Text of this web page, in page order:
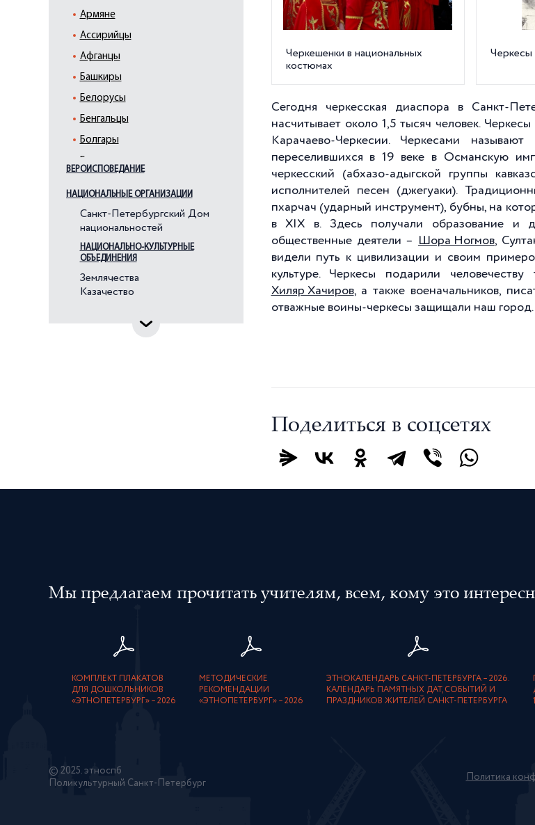
Армяне
Ассирийцы
Афганцы
Башкиры
Белорусы
Бенгальцы
Болгары
Вепсы
Водь
Вьетнамцы
Голландцы
Караимы
Китайцы
Коми
Кумыки
Курды
ВЕРОИСПОВЕДАНИЕ
НАЦИОНАЛЬНЫЕ ОРГАНИЗАЦИИ
Санкт-Петербургский Дом
национальностей
НАЦИОНАЛЬНО-КУЛЬТУРНЫЕ
ОБЪЕДИНЕНИЯ
Землячества
Казачество
Черкешенки в национальных
костюмах
Черкесы
Сегодня черкесская диаспора в Санкт-
насчитывает около 1,5 тысяч человек.
Карачаево-Черкесии. Черкесами
переселившихся в 19 веке в Османскую
черкесский (абхазо-адыгской группы
исполнителей песен (джегуаки).
пхарчач (ударный инструмент), бубны, на
в XIX в. Здесь получали образование и
общественные деятели –
Шора Ногмов,
видели путь к цивилизации и своим
культуре. Черкесы подарили
Хиляр Хачиров, а также военачальников,
отважные воины-черкесы защищали наш город.
Поделиться в соцсетях
Мы предлагаем прочитать учителям, всем, кому это
КОМПЛЕКТ ПЛАКАТОВ
ДЛЯ ДОШКОЛЬНИКОВ
«ЭТНОПЕТЕРБУРГ» – 2026
МЕТОДИЧЕСКИЕ
РЕКОМЕНДАЦИИ
«ЭТНОПЕТЕРБУРГ» – 2026
ЭТНОКАЛЕНДАРЬ САНКТ-ПЕТЕРБУРГА – 2026.
КАЛЕНДАРЬ ПАМЯТНЫХ ДАТ, СОБЫТИЙ И
ПРАЗДНИКОВ ЖИТЕЛЕЙ САНКТ-ПЕТЕРБУРГА
© 2025. этноспб
Поликультурный Санкт-Петербург
Политика